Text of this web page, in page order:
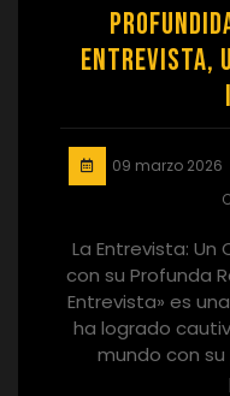
Entrevista,
09 marzo 2026
La Entrevista:
con su Profunda
Entrevista» es
ha logrado
mundo con